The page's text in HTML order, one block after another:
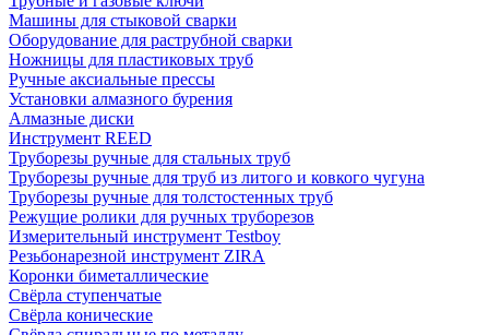
Машины для стыковой сварки
Оборудование для раструбной сварки
Ножницы для пластиковых труб
Ручные аксиальные прессы
Установки алмазного бурения
Алмазные диски
Инструмент REED
Труборезы ручные для стальных труб
Труборезы ручные для труб из литого и ковкого чугуна
Труборезы ручные для толстостенных труб
Режущие ролики для ручных труборезов
Измерительный инструмент Testboy
Резьбонарезной инструмент ZIRA
Коронки биметаллические
Свёрла ступенчатые
Свёрла конические